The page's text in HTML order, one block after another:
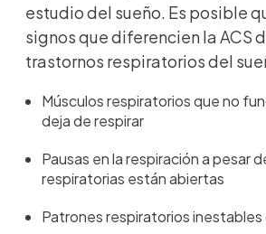
estudio del sueño. Es posible
signos que diferencien la ACS
trastornos respiratorios del
Músculos respiratorios que no
deja de respirar
Pausas en la respiración a pesar
respiratorias están abiertas
Patrones respiratorios